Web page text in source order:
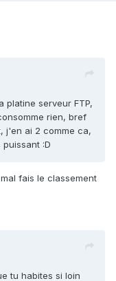
platine serveur FTP,
rien, bref
j'en ai 2 comme ca,
:D
fais le classement
tu habites si loin